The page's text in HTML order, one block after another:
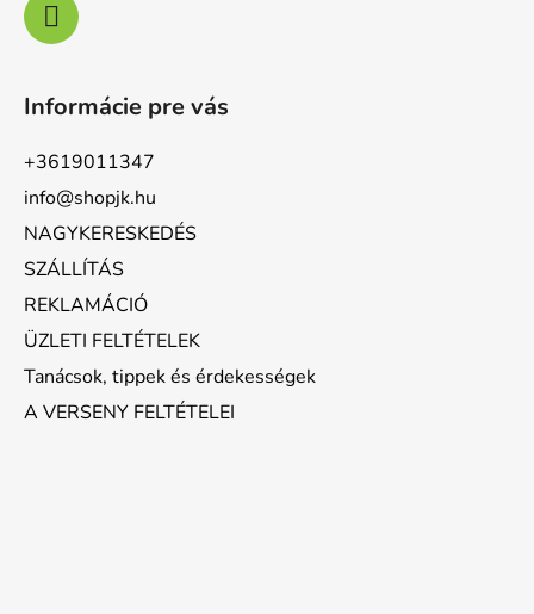
Informácie pre vás
+3619011347
info@shopjk.hu
NAGYKERESKEDÉS
SZÁLLÍTÁS
REKLAMÁCIÓ
ÜZLETI FELTÉTELEK
Tanácsok, tippek és érdekességek
A VERSENY FELTÉTELEI